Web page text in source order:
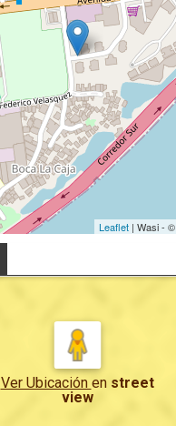
Leaflet | Wasi - ©
Ver Ubicación en street
view